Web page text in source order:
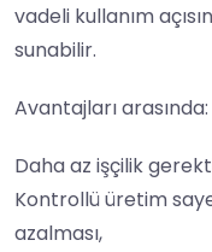
vadeli kullanım
sunabilir.
Avantajları arasında:
Daha az işçilik
Kontrollü üretim
azalması,